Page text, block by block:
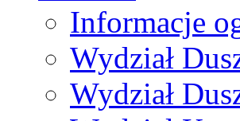
Informacje
Wydział
Wydział